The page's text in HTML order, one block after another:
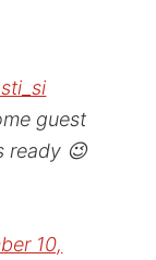
guest
ready 😉
10,